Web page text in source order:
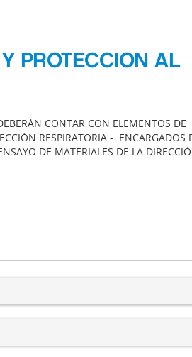
PROTECCION AL
CONTAR CON ELEMENTOS DE
RESPIRATORIA - ENCARGADOS
DE MATERIALES DE LA